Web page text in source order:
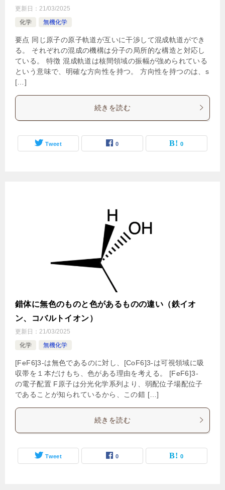
更新日： 21/03/2025
化学
無機化学
要点 同じ原子の原子軌道が互いに干渉して混成軌道ができ
る。 それぞれの混成の機構は分子の局所的な構造と対応し
ている。 特徴 混成軌道は核間領域の振幅が強められている
という意味で、明確な方向性を持つ。 方向性を持つのは、s
[…]
続きを読む
Tweet 0 0
錯体に無色のものと色があるものの違い（鉄イオ
ン、コバルトイオン）
更新日： 21/03/2025
化学
無機化学
[FeF6]3-は無色であるのに対し、[CoF6]3-は可視領域に吸
収帯を１本だけもち、色がある理由を考える。 [FeF6]3-
の電子配置 F原子は分光化学系列より、弱配位子場配位子
であることが知られているから、この錯 […]
続きを読む
Tweet 0 0